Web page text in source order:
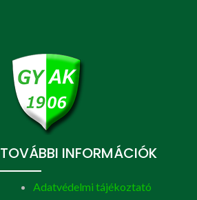
TOVÁBBI INFORMÁCIÓK
Adatvédelmi tájékoztató